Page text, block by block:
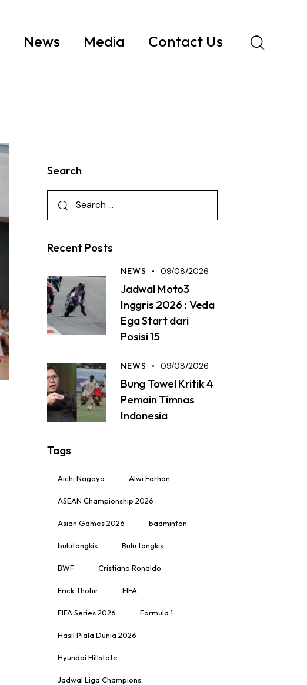
News Media Contact Us
Search
Recent Posts
NEWS 09/08/2026
Jadwal Moto3
Inggris 2026 : Veda
Ega Start dari
Posisi 15
NEWS 09/08/2026
Bung Towel Kritik 4
Pemain Timnas
Indonesia
Tags
Aichi Nagoya Alwi Farhan
ASEAN Championship 2026
Asian Games 2026 badminton
bulutangkis Bulu tangkis
BWF Cristiano Ronaldo
Erick Thohir FIFA
FIFA Series 2026 Formula 1
Hasil Piala Dunia 2026
Hyundai Hillstate
Jadwal Liga Champions